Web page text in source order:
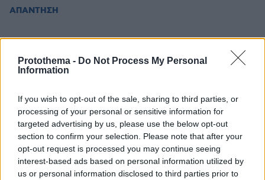
Protothema - Do Not Process My Personal
Information
If you wish to opt-out of the sale, sharing to third parties, or
processing of your personal or sensitive information for
targeted advertising by us, please use the below opt-out
section to confirm your selection. Please note that after your
opt-out request is processed you may continue seeing
interest-based ads based on personal information utilized by
us or personal information disclosed to third parties prior to
ΑΠΑΝΤΗΣΗ
12.03.2018, 10:22
ΟΙ ΕΜΕΤΙΚΟΙ ΑΠΑΤΕΩΝΕΣ ΠΟΥ ΚΥΚΛΟΦΟΡΟΥΝ
ΠΑΙΖΟΥΝ ΜΑΙΝΤΑΝΟΙ ΣΤΑ ΜΜΕ ) ΕΓΙΝΑΝ ΚΡΙΤΕΣ
!!!!!!!!!!!!!!!!!
ΑΠΑΝΤΗΣΗ